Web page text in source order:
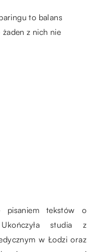
to balans
z nich nie
pisaniem tekstów o
studia z
w Łodzi oraz